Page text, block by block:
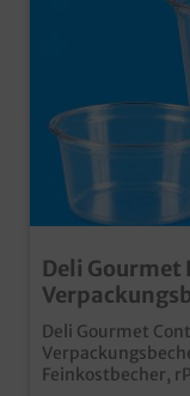
Deli Gourmet
Ø117mm klar
versch.
Deli Gourmet
Feinkostbecher,